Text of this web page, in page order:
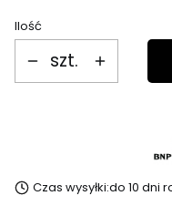
Ilość
szt.
Czas wysyłki:do 10 dni